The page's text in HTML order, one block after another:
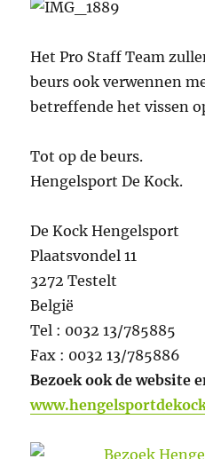
Het Pro Staff Team
beurs ook verwennen
betreffende het vissen
Tot op de beurs.
Hengelsport De Kock.
De Kock Hengelsport
Plaatsvondel 11
3272 Testelt
België
Tel : 0032 13/785885
Fax : 0032 13/785886
Bezoek ook de website